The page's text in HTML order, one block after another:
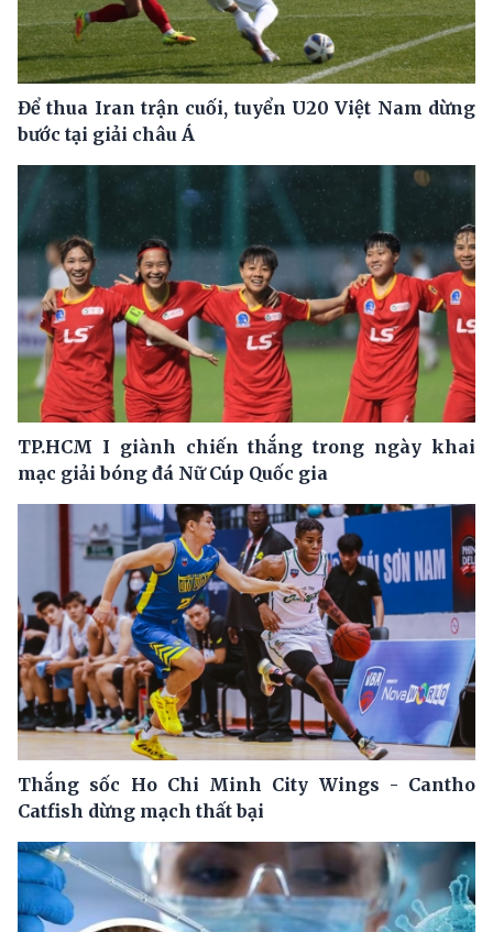
Để thua Iran trận cuối, tuyển U20 Việt Nam dừng
bước tại giải châu Á
TP.HCM I giành chiến thắng trong ngày khai
mạc giải bóng đá Nữ Cúp Quốc gia
Thắng sốc Ho Chi Minh City Wings - Cantho
Catfish dừng mạch thất bại